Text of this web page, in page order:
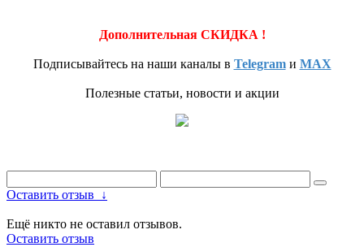
Дополнительная СКИДКА !
Подписывайтесь на наши каналы в Telegramи MAX
Полезные статьи, новости и акции
Оставить отзыв ↓
Ещё никто не оставил отзывов.
Оставить отзыв